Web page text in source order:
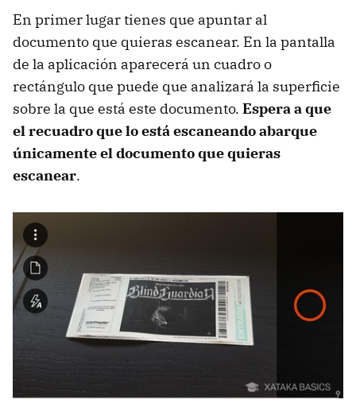
En primer lugar tienes que apuntar al
documento que quieras escanear. En la pantalla
de la aplicación aparecerá un cuadro o
rectángulo que puede que analizará la superficie
sobre la que está este documento. Espera a que
el recuadro que lo está escaneando abarque
únicamente el documento que quieras
escanear.